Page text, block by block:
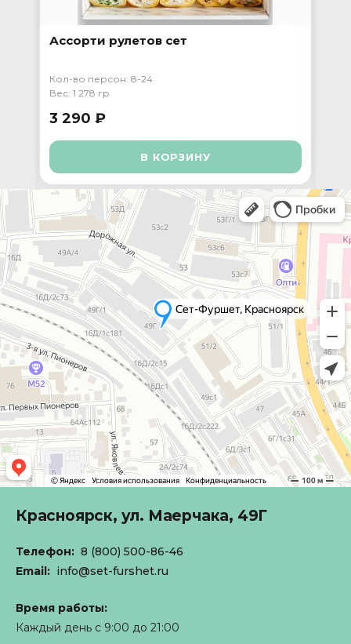
Ассорти рулетов сет
Кол-во персон: 8-24
Вес: 1 278 гр
3 290 ₽
В КОРЗИНУ
Красноярск, ул. Маерчака, 49Г
Телефон: 8 (800) 500-86-46
Email: info@set-furshet.ru
Время работы:
Каждый день с 9:00 до 21:00